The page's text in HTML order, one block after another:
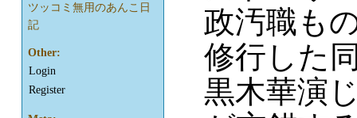
政汚職も
修行した
黒木華演
ツッコミ無用のあんこ日
記
Other:
Login
Register